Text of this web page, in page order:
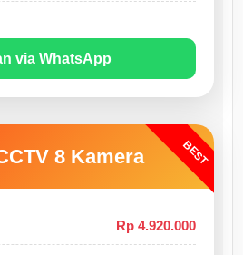
via WhatsApp
BEST
8 Kamera
Rp 4.920.000